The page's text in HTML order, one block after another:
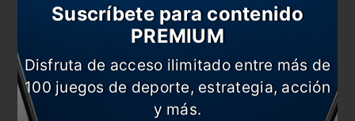
También te puede interesar
Cristal y Universitario ya tienen rivales en la
Sudamericana
Universitario define su suerte en la Sudamericana
Flores: “Quiero convertirme en una pieza
Suscríbete para contenido
PREMIUM
Disfruta de acceso ilimitado entre más de
100 juegos de deporte, estrategia, acción
y más.